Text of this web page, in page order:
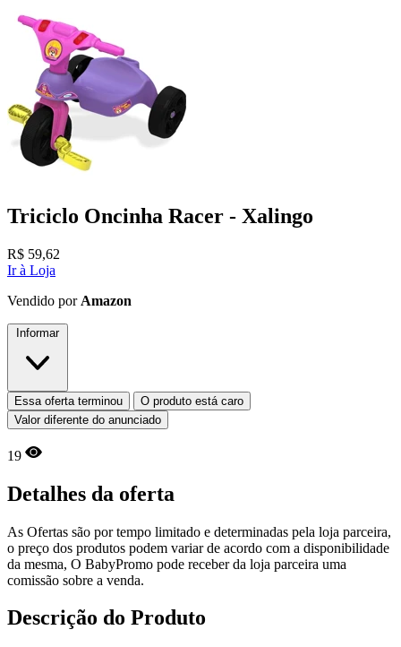
Triciclo Oncinha Racer - Xalingo
R$ 59,62
Ir à Loja
Vendido por Amazon
Informar
Essa oferta terminou
O produto está caro
Valor diferente do anunciado
19
Detalhes da oferta
As Ofertas são por tempo limitado e determinadas pela loja parceira,
o preço dos produtos podem variar de acordo com a disponibilidade
da mesma, O BabyPromo pode receber da loja parceira uma
comissão sobre a venda.
Descrição do Produto